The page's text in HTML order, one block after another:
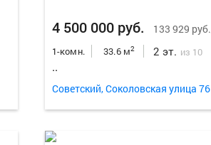
4 500 000 руб. 133 929
1-комн. 33.6 м2 2 эт. из 10
..
Советский, Соколовская улица 76